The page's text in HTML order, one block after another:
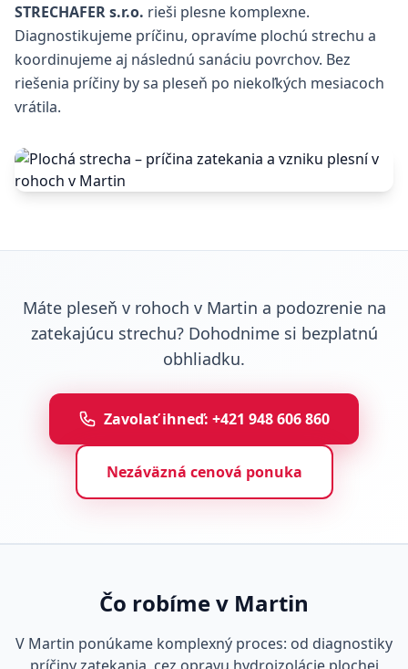
STRECHAFER s.r.o. rieši plesne komplexne.
Diagnostikujeme príčinu, opravíme plochú strechu a
koordinujeme aj následnú sanáciu povrchov. Bez
riešenia príčiny by sa pleseň po niekoľkých mesiacoch
vrátila.
Máte pleseň v rohoch v Martin a podozrenie na
zatekajúcu strechu? Dohodnime si bezplatnú
obhliadku.
Zavolať ihneď: +421 948 606 860
Nezáväzná cenová ponuka
Čo robíme v Martin
V Martin ponúkame komplexný proces: od diagnostiky